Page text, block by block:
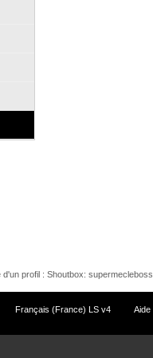
d'un profil : Shoutbox: supermecleboss
Français (France) LS v4 Aide